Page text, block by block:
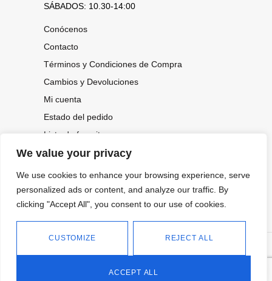
We value your privacy
We use cookies to enhance your browsing experience, serve
personalized ads or content, and analyze our traffic. By
clicking "Accept All", you consent to our use of cookies.
CUSTOMIZE REJECT ALL
ACCEPT ALL
SÁBADOS: 10.30-14:00
Conócenos
Contacto
Términos y Condiciones de Compra
Cambios y Devoluciones
Mi cuenta
Estado del pedido
Lista de favoritos
CONOCE NUESTRAS NOVEDADES,
OFERTAS...
2026.